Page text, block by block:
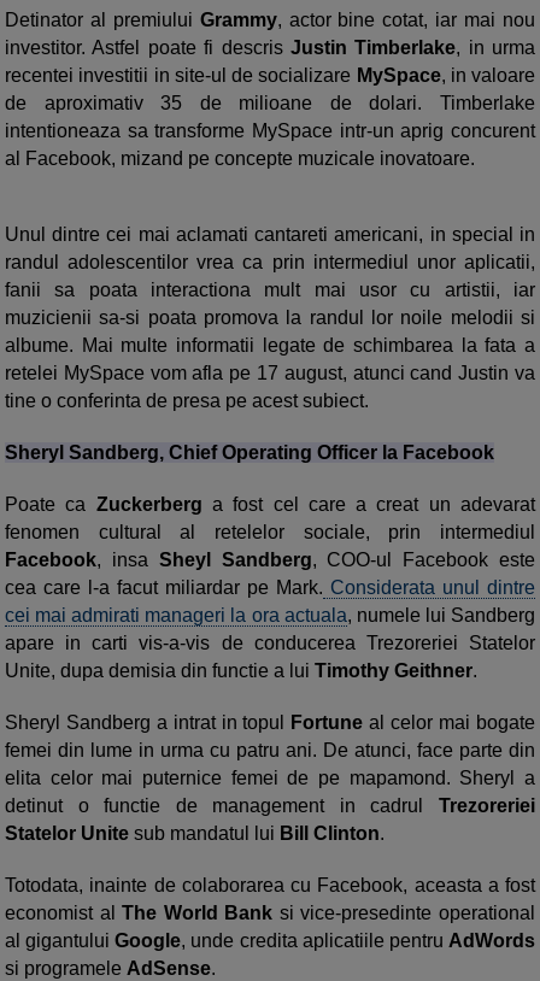
Detinator al premiului Grammy, actor bine cotat, iar mai nou
investitor. Astfel poate fi descrisJustin Timberlake, in urma
recentei investitii in site-ul de socializare MySpace, in valoare
de aproximativ 35 de milioane de dolari. Timberlake
intentioneaza sa transforme MySpace intr-un aprig concurent
al Facebook, mizand pe concepte muzicale inovatoare.
Unul dintre cei mai aclamati cantareti americani, in special in
randul adolescentilor vrea ca prin intermediul unor aplicatii,
fanii sa poata interactiona mult mai usor cu artistii, iar
muzicienii sa-si poata promova la randul lor noile melodii si
albume. Mai multe informatii legate de schimbarea la fata a
retelei MySpace vom afla pe 17 august, atunci cand Justin va
tine o conferinta de presa pe acest subiect.
Sheryl Sandberg, Chief Operating Officer la Facebook
Poate ca Zuckerberg a fost cel care a creat un adevarat
fenomen cultural al retelelor sociale, prin intermediul
Facebook, insa Sheyl Sandberg, COO-ul Facebook este
cea care l-a facut miliardar pe Mark. Considerata unul dintre
cei mai admirati manageri la ora actuala, numele lui Sandberg
apare in carti vis-a-vis de conducerea Trezoreriei Statelor
Unite, dupa demisia din functie a lui Timothy Geithner.
Sheryl Sandberg a intrat in topul Fortune al celor mai bogate
femei din lume in urma cu patru ani. De atunci, face parte din
elita celor mai puternice femei de pe mapamond. Sheryl a
detinut o functie de management in cadrul Trezoreriei
Statelor Unite sub mandatul lui Bill Clinton.
Totodata, inainte de colaborarea cu Facebook, aceasta a fost
economist alThe World Bank si vice-presedinte operational
al gigantuluiGoogle, unde credita aplicatiile pentru AdWords
si programele AdSense.